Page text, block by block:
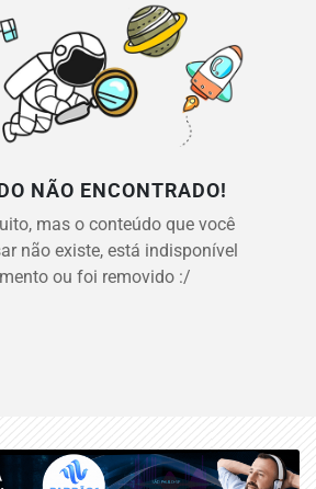
NÃO ENCONTRADO!
mas o conteúdo que você
não existe, está indisponível
ou foi removido :/